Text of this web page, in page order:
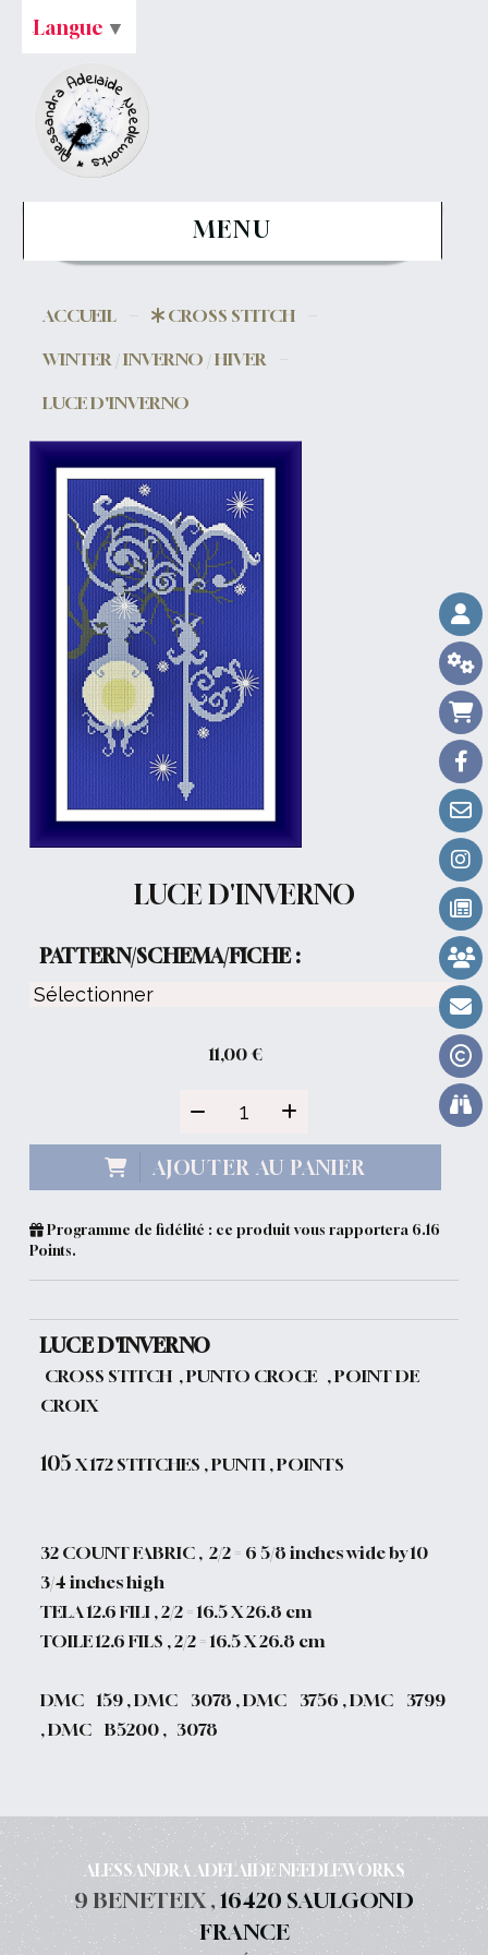
MENU
ACCUEIL
CROSS STITCH
WINTER / INVERNO / HIVER
LUCE D'INVERNO
LUCE D'INVERNO
PATTERN/SCHEMA/FICHE :
11,00 €
AJOUTER AU PANIER
Programme de fidélité : ce produit vous rapportera 6.16
Points.
LUCE D'INVERNO
CROSS STITCH , PUNTO CROCE , POINT DE
CROIX
105 X 172 STITCHES , PUNTI , POINTS
32 COUNT FABRIC , 2/2 = 6 5/8 inches wide by 10
3/4 inches high
TELA 12.6 FILI , 2/2 = 16.5 X 26.8 cm
TOILE 12.6 FILS , 2/2 = 16.5 X 26.8 cm
DMC 159 , DMC 3078 , DMC 3756 , DMC 3799
, DMC B5200 , 3078
ALESSANDRA ADELAIDE NEEDLEWORKS
9 BENETEIX ,16420 SAULGOND
FRANCE
Langue ▼